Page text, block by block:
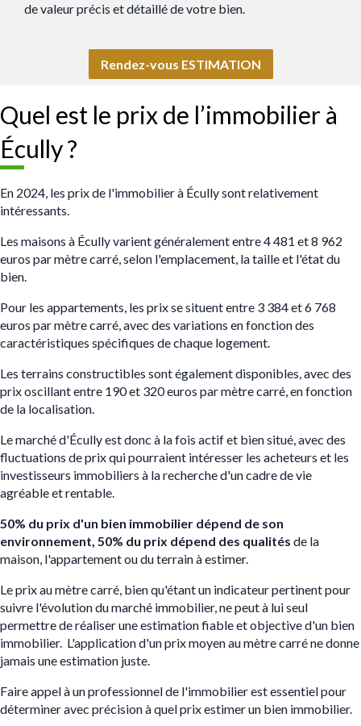
de valeur précis et détaillé de votre bien.
Rendez-vous ESTIMATION
Quel est le prix de l’immobilier à
Écully ?
En 2024, les prix de l'immobilier à Écully sont relativement
intéressants
Les maisons à Écully varient généralement entre 4 481 et 8 962
euros par mètre carré, selon l'emplacement, la taille et l'état du
bien.
Pour les appartements, les prix se situent entre 3 384 et 6 768
euros par mètre carré, avec des variations en fonction des
caractéristiques spécifiques de chaque logement.
Les terrains constructibles sont également disponibles, avec des
prix oscillant entre 190 et 320 euros par mètre carré, en fonction
de la localisation.
Le marché d'Écully est donc à la fois actif et bien situé, avec des
fluctuations de prix qui pourraient intéresser les acheteurs et les
investisseurs immobiliers à la recherche d'un cadre de vie
agréable et rentable.
50% du prix d'un bien immobilier dépend de son
environnement, 50% du prix dépend des qualités de la
maison, l'appartement ou du terrain à estimer.
Le prix au mètre carré, bien qu'étant un indicateur pertinent pour
suivre l'évolution du marché immobilier, ne peut à lui seul
permettre de réaliser une estimation fiable et objective d'un bien
immobilier. L'application d'un prix moyen au mètre carré ne donne
jamais une estimation juste.
Faire appel à un professionnel de l'immobilier est essentiel pour
déterminer avec précision à quel prix estimer un bien immobilier.